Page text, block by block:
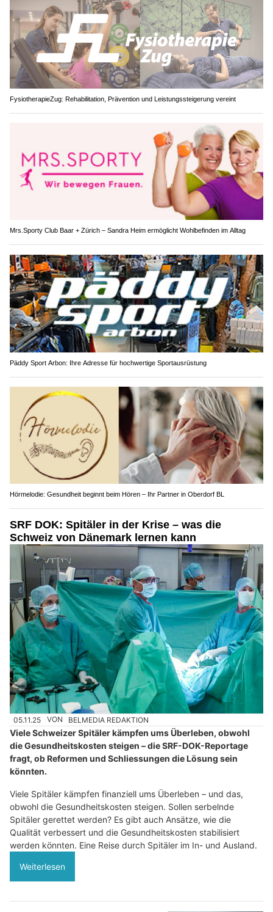
FysiotherapieZug: Rehabilitation, Prävention und Leistungssteigerung vereint
Mrs.Sporty Club Baar + Zürich – Sandra Heim ermöglicht Wohlbefinden im Alltag
Päddy Sport Arbon: Ihre Adresse für hochwertige Sportausrüstung
Hörmelodie: Gesundheit beginnt beim Hören – Ihr Partner in Oberdorf BL
SRF DOK: Spitäler in der Krise – was die
Schweiz von Dänemark lernen kann
05.11.25 VON BELMEDIA REDAKTION
Viele Schweizer Spitäler kämpfen ums Überleben, obwohl
die Gesundheitskosten steigen – die SRF-DOK-Reportage
fragt, ob Reformen und Schliessungen die Lösung sein
könnten.
Viele Spitäler kämpfen finanziell ums Überleben – und das,
obwohl die Gesundheitskosten steigen. Sollen serbelnde
Spitäler gerettet werden? Es gibt auch Ansätze, wie die
Qualität verbessert und die Gesundheitskosten stabilisiert
werden könnten. Eine Reise durch Spitäler im In- und Ausland.
Weiterlesen